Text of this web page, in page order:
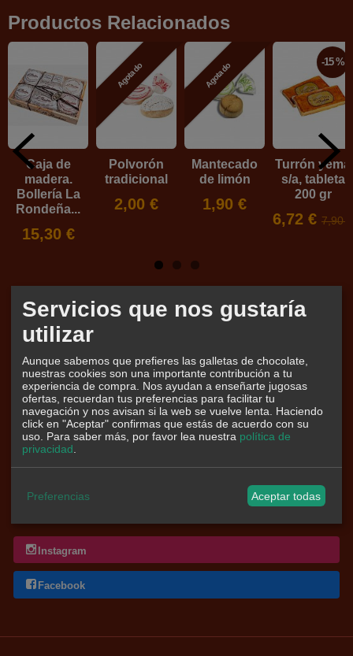
Marcas
Tu Carrito (0)
El carrito de la compra está vacío
Instagram
Facebook
Productos Relacionados
Caja de
madera.
Bollería La
Rondeña...
15,30 €
Agotado
Polvorón
tradicional
2,00 €
Agotado
Mantecado
de limón
1,90 €
-15 %
Turrón yema
s/a, tableta
200 gr
6,72 € 7,90 €
Servicios que nos gustaría
utilizar
Aunque sabemos que prefieres las galletas de chocolate,
nuestras cookies son una importante contribución a tu
experiencia de compra. Nos ayudan a enseñarte jugosas
ofertas, recuerdan tus preferencias para facilitar tu
navegación y nos avisan si la web se vuelve lenta. Haciendo
click en "Aceptar" confirmas que estás de acuerdo con su
uso. Para saber más, por favor lea nuestra política de
privacidad
Preferencias Aceptar todas